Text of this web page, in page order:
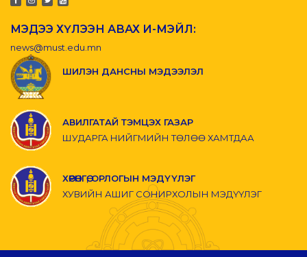
МЭДЭЭ ХҮЛЭЭН АВАХ И-МЭЙЛ:
news@must.edu.mn
ШИЛЭН ДАНСНЫ МЭДЭЭЛЭЛ
АВИЛГАТАЙ ТЭМЦЭХ ГАЗАР
ШУДАРГА НИЙГМИЙН ТӨЛӨӨ ХАМТДАА
ХӨРӨНГӨ, ОРЛОГЫН МЭДҮҮЛЭГ
ХУВИЙН АШИГ СОНИРХОЛЫН МЭДҮҮЛЭГ